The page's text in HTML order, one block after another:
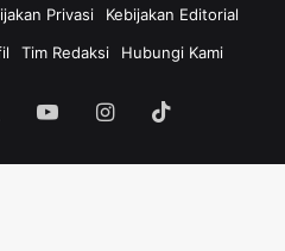
Privasi
Kebijakan Editorial
Tim Redaksi Hubungi Kami
YouTubeInstagram